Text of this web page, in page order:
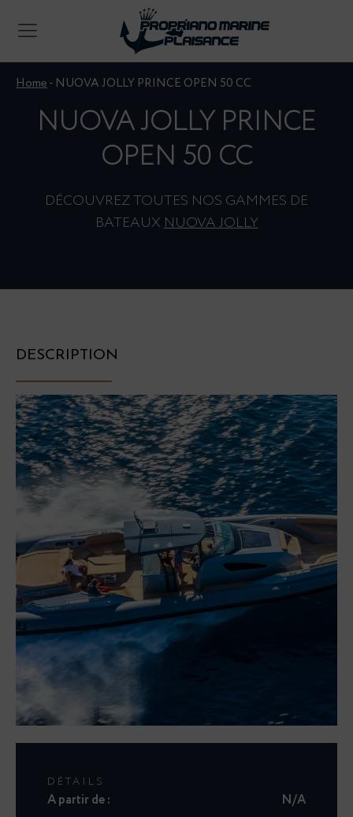
Home- NUOVA JOLLY PRINCE OPEN 50 CC
NUOVA JOLLY PRINCE
OPEN 50 CC
DÉCOUVREZ TOUTES NOS GAMMES DE
BATEAUXNUOVA JOLLY
DESCRIPTION
DÉTAILS
A partir de : N/A